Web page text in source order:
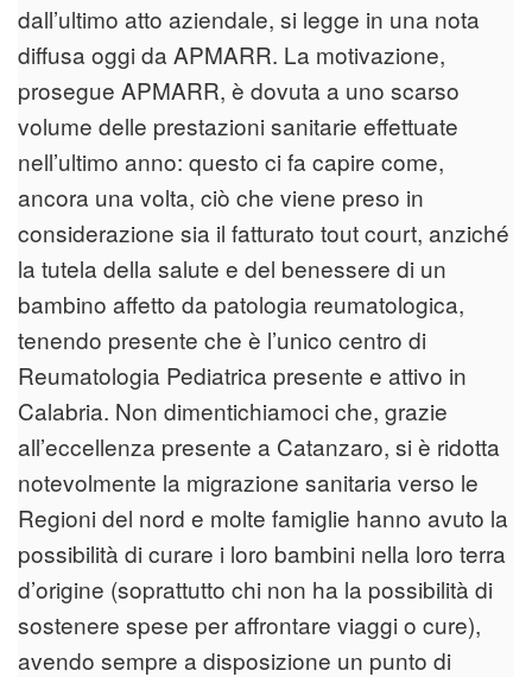
dall’ultimo atto aziendale, si legge in una nota
diffusa oggi da APMARR. La motivazione,
prosegue APMARR, è dovuta a uno scarso
volume delle prestazioni sanitarie effettuate
nell’ultimo anno: questo ci fa capire come,
ancora una volta, ciò che viene preso in
considerazione sia il fatturato tout court, anziché
la tutela della salute e del benessere di un
bambino affetto da patologia reumatologica,
tenendo presente che è l’unico centro di
Reumatologia Pediatrica presente e attivo in
Calabria. Non dimentichiamoci che, grazie
all’eccellenza presente a Catanzaro, si è ridotta
notevolmente la migrazione sanitaria verso le
Regioni del nord e molte famiglie hanno avuto la
possibilità di curare i loro bambini nella loro terra
d’origine (soprattutto chi non ha la possibilità di
sostenere spese per affrontare viaggi o cure),
avendo sempre a disposizione un punto di